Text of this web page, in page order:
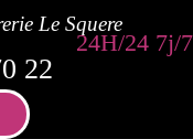
Le Squere
22
24H/24 7j/7